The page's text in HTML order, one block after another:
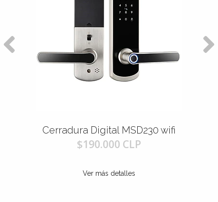
Cerradura Digital MSD230 wifi
$190.000 CLP
Ver más detalles